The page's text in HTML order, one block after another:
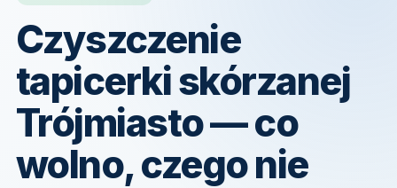
Czyszczenie
tapicerki skórzanej
Trójmiasto — co
wolno, czego nie